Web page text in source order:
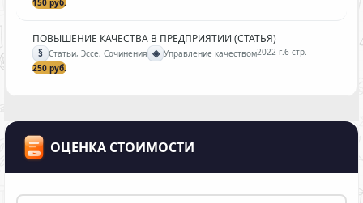
150 руб.
ПОВЫШЕНИЕ КАЧЕСТВА В ПРЕДПРИЯТИИ (СТАТЬЯ)
§ Статьи, Эссе, Сочинения ◈ Управление качеством2022 г.6 стр.
250 руб.
ОЦЕНКА СТОИМОСТИ